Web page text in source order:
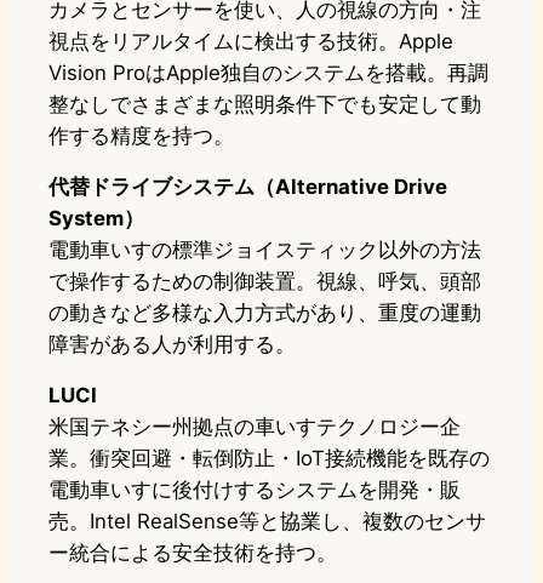
カメラとセンサーを使い、人の視線の方向・注
視点をリアルタイムに検出する技術。Apple
Vision ProはApple独自のシステムを搭載。再調
整なしでさまざまな照明条件下でも安定して動
作する精度を持つ。
代替ドライブシステム（Alternative Drive
System）
電動車いすの標準ジョイスティック以外の方法
で操作するための制御装置。視線、呼気、頭部
の動きなど多様な入力方式があり、重度の運動
障害がある人が利用する。
LUCI
米国テネシー州拠点の車いすテクノロジー企
業。衝突回避・転倒防止・IoT接続機能を既存の
電動車いすに後付けするシステムを開発・販
売。Intel RealSense等と協業し、複数のセンサ
ー統合による安全技術を持つ。